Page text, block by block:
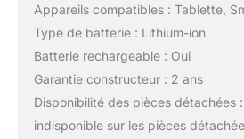
Appareils compatibles : Tablette,
Type de batterie : Lithium-ion
Batterie rechargeable : Oui
Garantie constructeur : 2 ans
Disponibilité des pièces détachées
indisponible sur les pièces